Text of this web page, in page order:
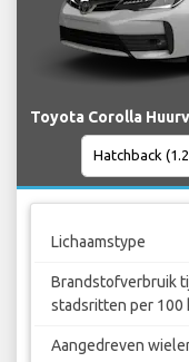
Toyota Corolla
Lichaamstype
Brandstofverbruik
stadsritten per 100
Aangedreven